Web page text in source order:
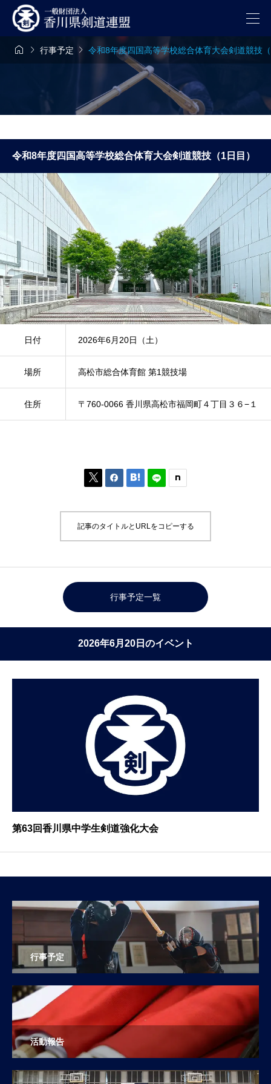
  行事予定  令和8年度四国高等学校総合体育大会剣道競技
令和8年度四国高等学校総合体育大会剣道競技（1日目）
日付 2026年6月20日（土）
場所 高松市総合体育館 第1競技場
住所 〒760-0066 香川県高松市福岡町４丁目３６−１
  
記事のタイトルとURLをコピーする
行事予定一覧
2026年6月20日のイベント
第63回香川県中学生剣道強化大会
行事予定
活動報告